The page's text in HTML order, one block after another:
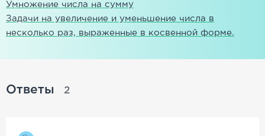
Умножение числа на сумму
Задачи на увеличение и уменьшение числа в
несколько раз, выраженные в косвенной форме.
Ответы 2